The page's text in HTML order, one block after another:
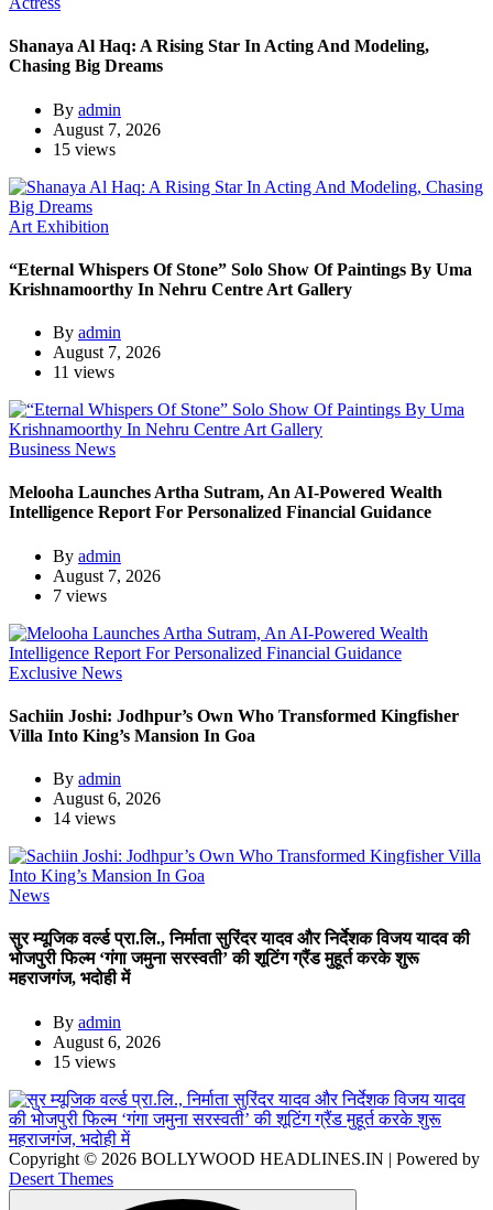
Shanaya Al Haq: A Rising Star In Acting And Modeling,
Chasing Big Dreams
By admin
August 7, 2026
15 views
Art Exhibition
“Eternal Whispers Of Stone” Solo Show Of Paintings By Uma
Krishnamoorthy In Nehru Centre Art Gallery
By admin
August 7, 2026
11 views
Business News
Melooha Launches Artha Sutram, An AI-Powered Wealth
Intelligence Report For Personalized Financial Guidance
By admin
August 7, 2026
7 views
Exclusive News
Sachiin Joshi: Jodhpur’s Own Who Transformed Kingfisher
Villa Into King’s Mansion In Goa
By admin
August 6, 2026
14 views
News
सुर म्यूजिक वर्ल्ड प्रा.लि., निर्माता सुरिंदर यादव और निर्देशक विजय यादव की
भोजपुरी फिल्म ‘गंगा जमुना सरस्वती’ की शूटिंग ग्रैंड मुहूर्त करके शुरू
महराजगंज, भदोही में
By admin
August 6, 2026
15 views
Copyright © 2026 BOLLYWOOD HEADLINES.IN | Powered by
Desert Themes